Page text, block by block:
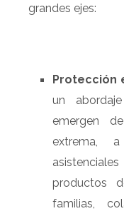
grandes ejes:
Protección
un
emergen
extrema,
productos
familias,